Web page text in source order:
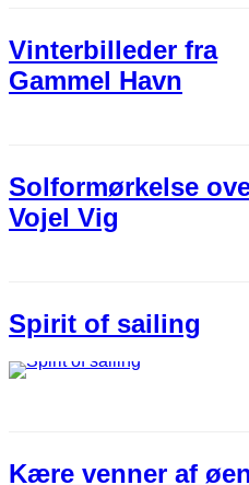
Vinterbilleder fra
Gammel Havn
Solformørkelse
Vojel Vig
Spirit of sailing
Kære venner af